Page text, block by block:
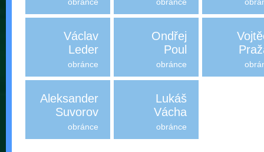
Václav
Leder
obránce
Ondřej
Poul
obránce
Aleksander
Suvorov
obránce
Lukáš
Vácha
obránce